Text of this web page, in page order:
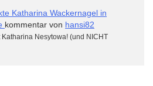
Katharina Wackernagel in
kommentar von hansi82
Nesytowa! (und NICHT